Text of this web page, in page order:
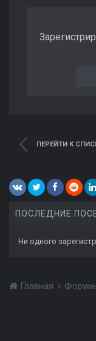
ПЕРЕЙТИ К
ПОСЛЕДНИЕ
Ни одного
Главная